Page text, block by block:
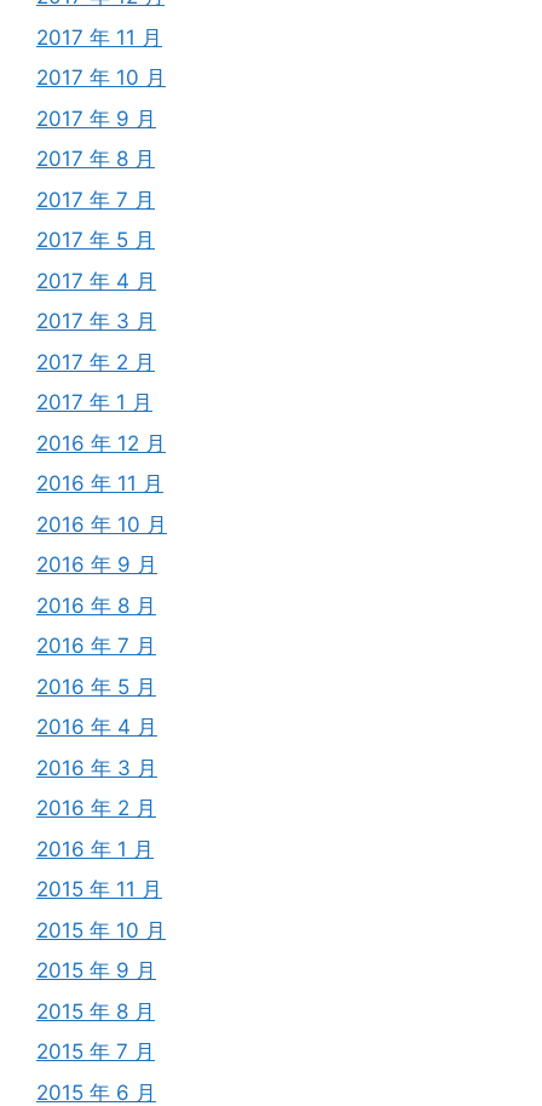
2017 年 11 月
2017 年 10 月
2017 年 9 月
2017 年 8 月
2017 年 7 月
2017 年 5 月
2017 年 4 月
2017 年 3 月
2017 年 2 月
2017 年 1 月
2016 年 12 月
2016 年 11 月
2016 年 10 月
2016 年 9 月
2016 年 8 月
2016 年 7 月
2016 年 5 月
2016 年 4 月
2016 年 3 月
2016 年 2 月
2016 年 1 月
2015 年 11 月
2015 年 10 月
2015 年 9 月
2015 年 8 月
2015 年 7 月
2015 年 6 月